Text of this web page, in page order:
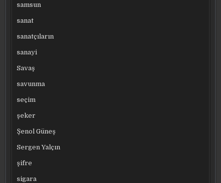
samsun
sanat
sanatçıların
sanayi
Savaş
savunma
seçim
şeker
Şenol Güneş
Sergen Yalçın
şifre
sigara